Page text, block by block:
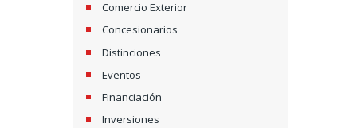
Comercio Exterior
Concesionarios
Distinciones
Eventos
Financiación
Inversiones